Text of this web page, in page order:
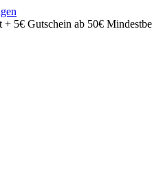
5€ Gutschein ab 50€